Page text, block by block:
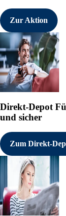
Zur Aktion
Direkt-Depot
und sicher
Zum Direkt-